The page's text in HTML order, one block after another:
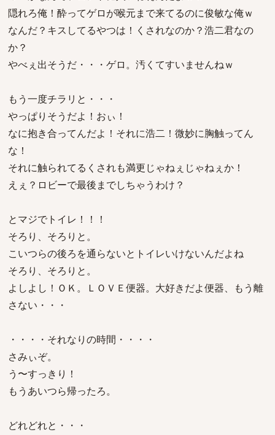
隠れろ俺！酔ってゲロが喉元まで来てるのに俊敏な俺ｗ
なんだ？キスしてるやつは！くされなのか？浩二君なの
か？
やべぇ出そうだ・・・ゲロ。汚くてすいませんねｗ
もう一度チラリと・・・
やっぱりそうだよ！おぃ！
なに抱き合ってんだよ！それに浩二！微妙に胸触ってん
な！
それに触られてるくされも満更じゃねぇじゃねぇか！
えぇ？ロビーで最後までしちゃうわけ？
とマジでトイレ！！！
そろり、そろりと。
こいつらの後ろを通らないとトイレいけないんだよね
そろり、そろりと。
よしよし！ＯＫ。ＬＯＶＥ便器。大好きだよ便器、もう離
さない・・・
・・・・それなりの時間・・・・
さみぃぞ。
う〜すっきり！
もうあいつら帰ったろ。
どれどれと・・・